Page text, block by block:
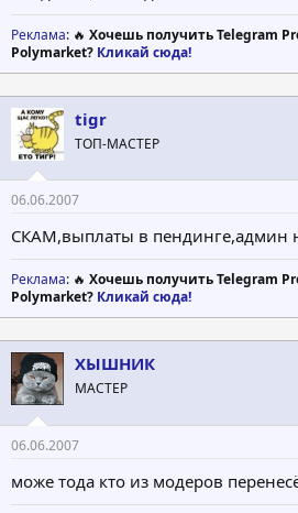
Реклама: 🔥 Хочешь получить Telegram
Polymarket? Кликай сюда!
tigr
ТОП-МАСТЕР
06.06.2007
СКАМ,выплаты в пендинге,админ
Реклама: 🔥 Хочешь получить Telegram
Polymarket? Кликай сюда!
ХЫШНИК
МАСТЕР
06.06.2007
може тода кто из модеров